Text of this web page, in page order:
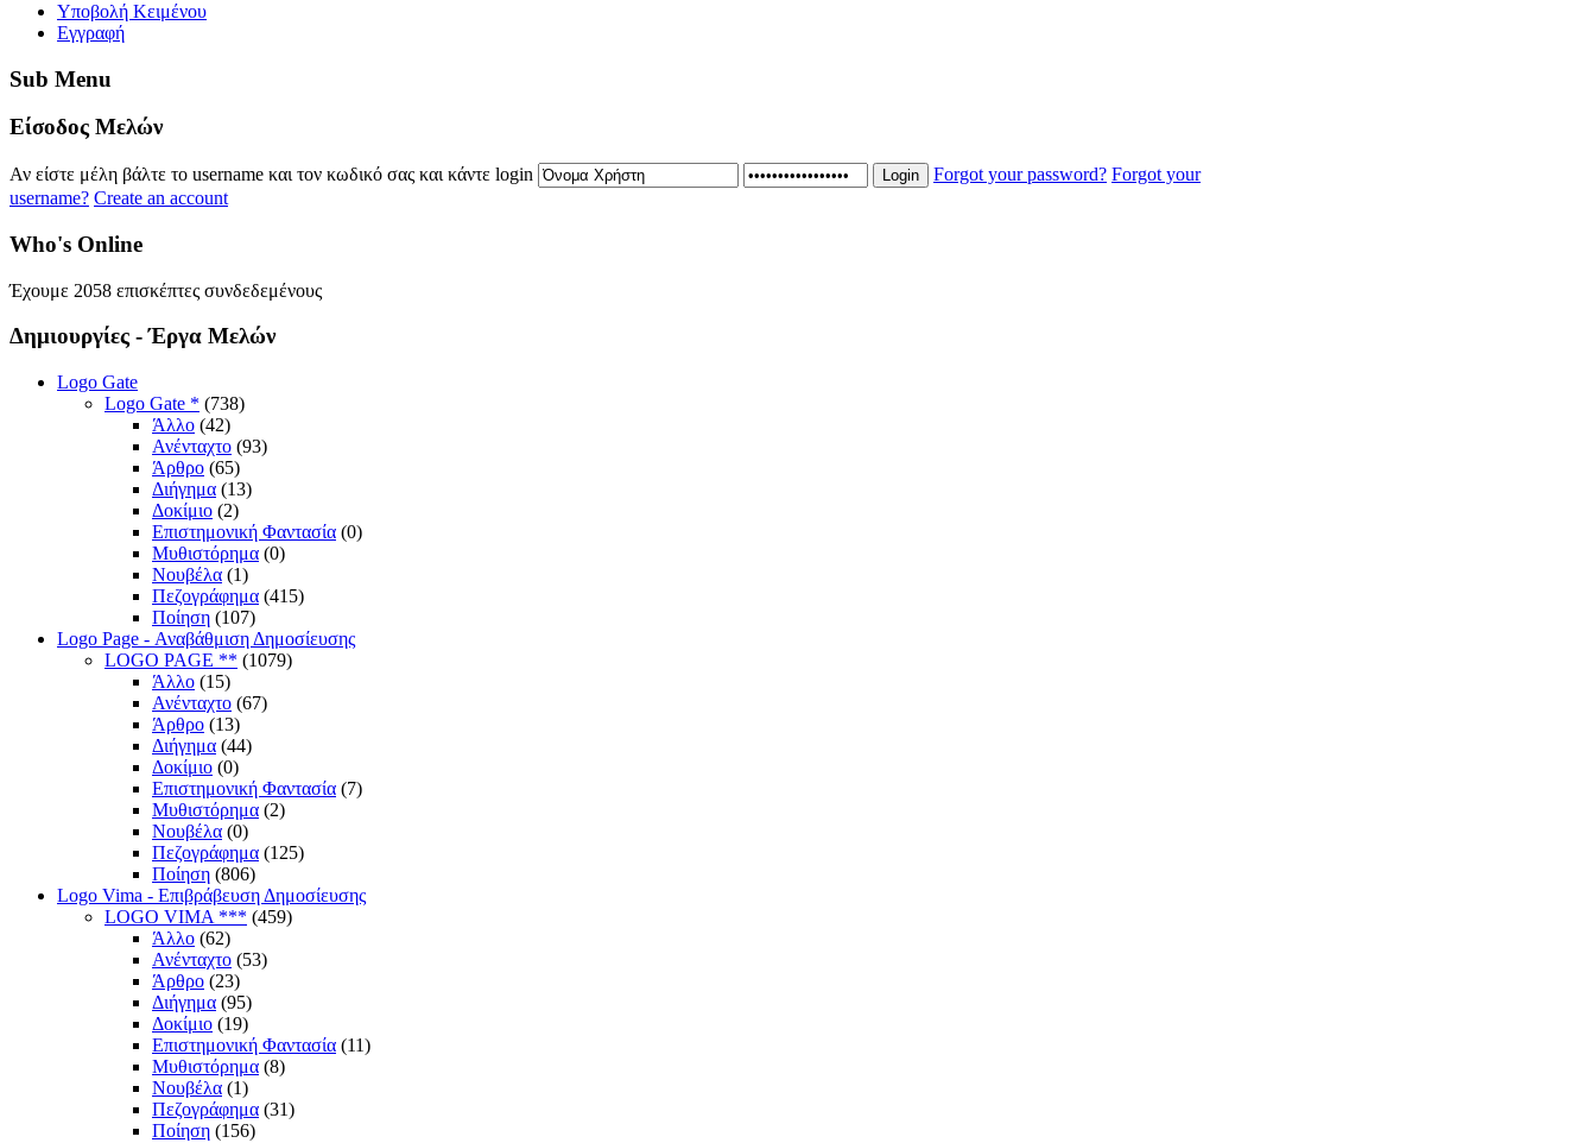
Yποβολή Κειμένου
Εγγραφή
Sub Menu
Eίσοδος Μελών
Αν είστε μέλη βάλτε το username και τον κωδικό σας και κάντε login Login Forgot your password? Forgot your
username? Create an account
Who's Online
Έχουμε 2058 επισκέπτες συνδεδεμένους
Δημιουργίες - Έργα Μελών
Logo Gate
Logo Gate * (738)
Άλλο (42)
Ανένταχτο (93)
Άρθρο (65)
Διήγημα (13)
Δοκίμιο (2)
Επιστημονική Φαντασία (0)
Μυθιστόρημα (0)
Νουβέλα (1)
Πεζογράφημα (415)
Ποίηση (107)
Logo Page - Αναβάθμιση Δημοσίευσης
LOGO PAGE ** (1079)
Άλλο (15)
Ανένταχτο (67)
Άρθρο (13)
Διήγημα (44)
Δοκίμιο (0)
Επιστημονική Φαντασία (7)
Μυθιστόρημα (2)
Νουβέλα (0)
Πεζογράφημα (125)
Ποίηση (806)
Logo Vima - Επιβράβευση Δημοσίευσης
LOGO VIMA *** (459)
Άλλο (62)
Ανένταχτο (53)
Άρθρο (23)
Διήγημα (95)
Δοκίμιο (19)
Επιστημονική Φαντασία (11)
Μυθιστόρημα (8)
Νουβέλα (1)
Πεζογράφημα (31)
Ποίηση (156)